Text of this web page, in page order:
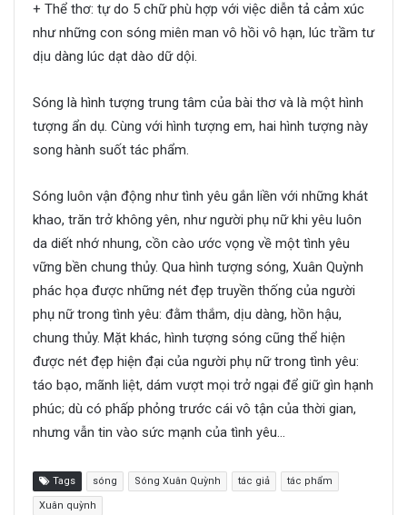
+ Thể thơ: tự do 5 chữ phù hợp với việc diễn tả cảm xúc
như những con sóng miên man vô hồi vô hạn, lúc trầm tư
dịu dàng lúc dạt dào dữ dội.
Sóng là hình tượng trung tâm của bài thơ và là một hình
tượng ẩn dụ. Cùng với hình tượng em, hai hình tượng này
song hành suốt tác phẩm.
Sóng luôn vận động như tình yêu gắn liền với những khát
khao, trăn trở không yên, như người phụ nữ khi yêu luôn
da diết nhớ nhung, cồn cào ước vọng về một tình yêu
vững bền chung thủy. Qua hình tượng sóng, Xuân Quỳnh
phác họa được những nét đẹp truyền thống của người
phụ nữ trong tình yêu: đằm thắm, dịu dàng, hồn hậu,
chung thủy. Mặt khác, hình tượng sóng cũng thể hiện
được nét đẹp hiện đại của người phụ nữ trong tình yêu:
táo bạo, mãnh liệt, dám vượt mọi trở ngại để giữ gìn hạnh
phúc; dù có phấp phỏng trước cái vô tận của thời gian,
nhưng vẫn tin vào sức mạnh của tình yêu…
Tags sóng Sóng Xuân Quỳnh tác giả tác phẩm
Xuân quỳnh